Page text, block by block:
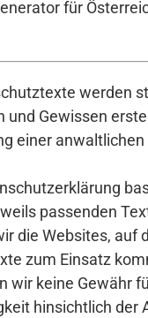
für
werden
und Gewissen
einer anwaltlichen
passenden
die Websites, auf
zum Einsatz
wir keine Gewähr
hinsichtlich der